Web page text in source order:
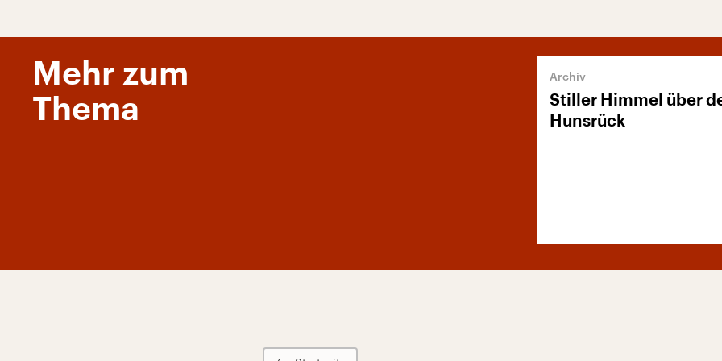
Mehr zum
Thema
Stiller Himmel über
Hunsrück